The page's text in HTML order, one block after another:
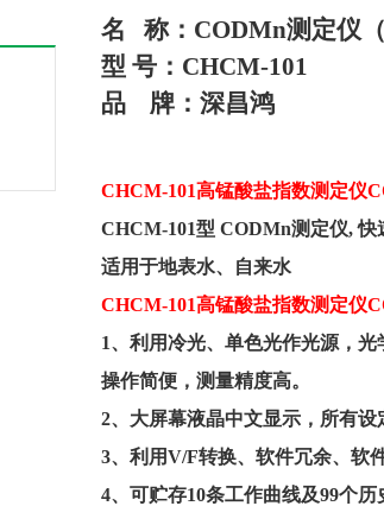
名 称： CODMn测定仪
型 号 ： CHCM-101
品
牌： 深昌鸿
CHCM-101高锰酸盐指数测定仪
CHCM-101型 CODMn测定仪,快
适用于地表水、自来水
CHCM-101高锰酸盐指数测定仪
1、利用冷光、单色光作光源，
操作简便，测量精度高。
2、大屏幕液晶中文显示，所有
3、利用V/F转换、软件冗余、软
4、可贮存10条工作曲线及99个历